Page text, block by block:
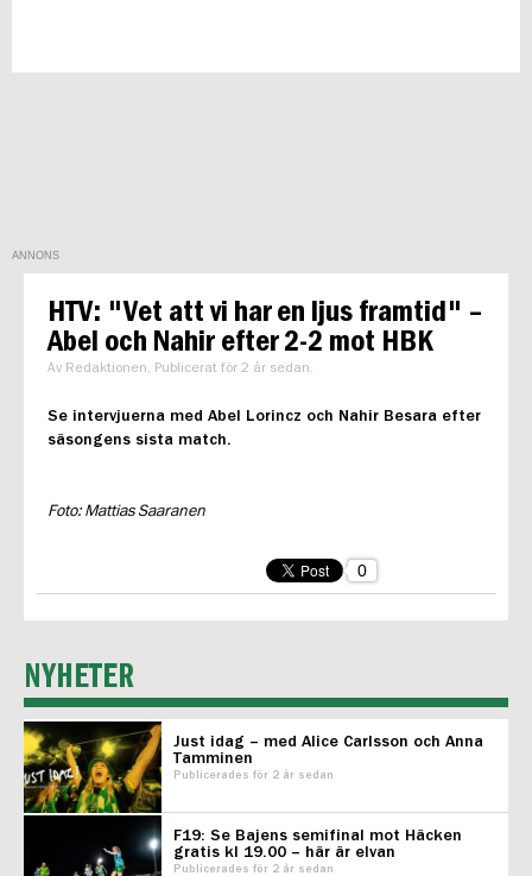
ANNONS
HTV: "Vet att vi har en ljus framtid" –
Abel och Nahir efter 2-2 mot HBK
Av Redaktionen, Publicerat för 2 år sedan.
Se intervjuerna med Abel Lorincz och Nahir Besara efter
säsongens sista match.
Foto: Mattias Saaranen
0
NYHETER
Just idag – med Alice Carlsson och Anna
Tamminen
Publicerades för 2 år sedan
F19: Se Bajens semifinal mot Häcken
gratis kl 19.00 – här är elvan
Publicerades för 2 år sedan